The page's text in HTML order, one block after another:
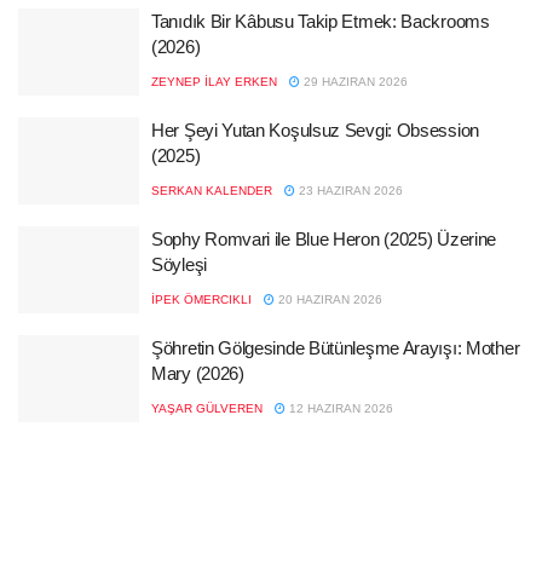
Tanıdık Bir Kâbusu Takip Etmek: Backrooms
(2026)
ZEYNEP İLAY ERKEN 29 HAZIRAN 2026
Her Şeyi Yutan Koşulsuz Sevgi: Obsession
(2025)
SERKAN KALENDER 23 HAZIRAN 2026
Sophy Romvari ile Blue Heron (2025) Üzerine
Söyleşi
İPEK ÖMERCIKLI 20 HAZIRAN 2026
Şöhretin Gölgesinde Bütünleşme Arayışı: Mother
Mary (2026)
YAŞAR GÜLVEREN 12 HAZIRAN 2026